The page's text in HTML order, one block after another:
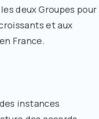
deux Groupes pour
et aux
France.
instances